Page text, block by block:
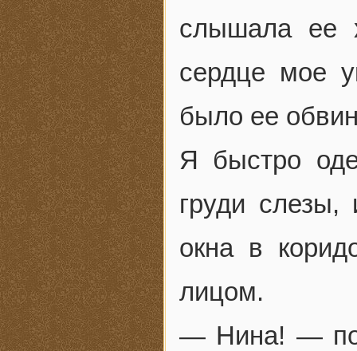
слышала ее
сердце мое
было ее
Я быстро
груди
окна в
лицом.
— Нина! —